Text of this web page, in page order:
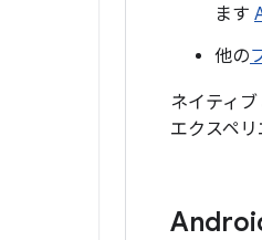
ます
他の
ネイティ
エクスペリ